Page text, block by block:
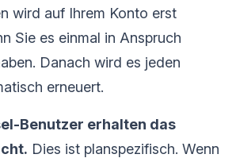
wird auf Ihrem Konto erst
Sie es einmal in Anspruch
Danach wird es jeden
erneuert.
Benutzer erhalten das
Dies ist planspezifisch. Wenn